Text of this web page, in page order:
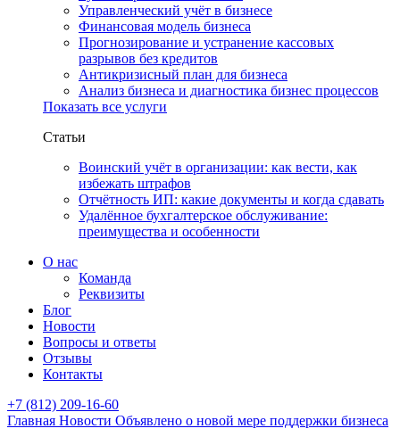
Управленческий учёт в бизнесе
Финансовая модель бизнеса
Прогнозирование и устранение кассовых
разрывов без кредитов
Антикризисный план для бизнеса
Анализ бизнеса и диагностика бизнес процессов
Показать все услуги
Статьи
Воинский учёт в организации: как вести, как
избежать штрафов
Отчётность ИП: какие документы и когда сдавать
Удалённое бухгалтерское обслуживание:
преимущества и особенности
О нас
Команда
Реквизиты
Блог
Новости
Вопросы и ответы
Отзывы
Контакты
+7 (812) 209-16-60
Главная Новости Объявлено о новой мере поддержки бизнеса